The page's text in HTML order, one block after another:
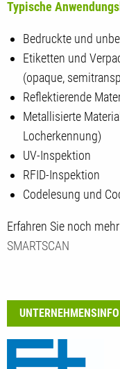
Typische
Bedruckte und
Etiketten und
(opaque,
Reflektierende
Metallisierte
Locherkennung)
UV-Inspektion
RFID-Inspektion
Codelesung und
Erfahren Sie noch
SMARTSCAN